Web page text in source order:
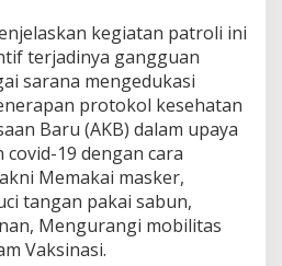
a
r
a
a
n
K
a
m
t
b
m
kegiatan patroli ini
terjadinya gangguan
sarana mengedukasi
protokol kesehatan
Baru (AKB) dalam upaya
19 dengan cara
Memakai masker,
tangan pakai sabun,
Mengurangi mobilitas
Vaksinasi.